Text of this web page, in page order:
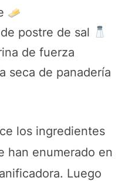
postre de sal
de fuerza
seca de panadería
los ingredientes
han enumerado en
Luego